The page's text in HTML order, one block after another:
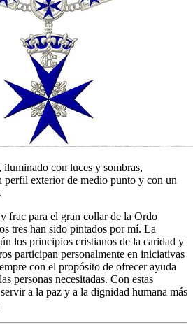
con luces y sombras,
perfil exterior de medio punto y con un
frac para el gran collar de la Ordo
tres han sido pintados por mí. La
los principios cristianos de la caridad y
participan personalmente en iniciativas
con el propósito de ofrecer ayuda
personas necesitadas. Con estas
a la paz y a la dignidad humana más